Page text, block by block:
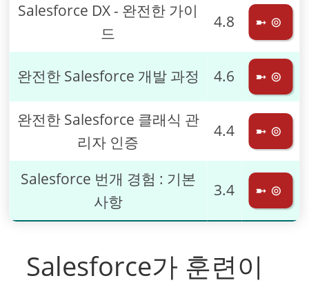
Salesforce DX - 완전한 가이
드
4.8 ➼ ⊚
완전한 Salesforce 개발 과정 4.6 ➼ ⊚
완전한 Salesforce 클래식 관
리자 인증
4.4 ➼ ⊚
Salesforce 번개 경험 : 기본
사항
3.4 ➼ ⊚
Salesforce가 훈련이